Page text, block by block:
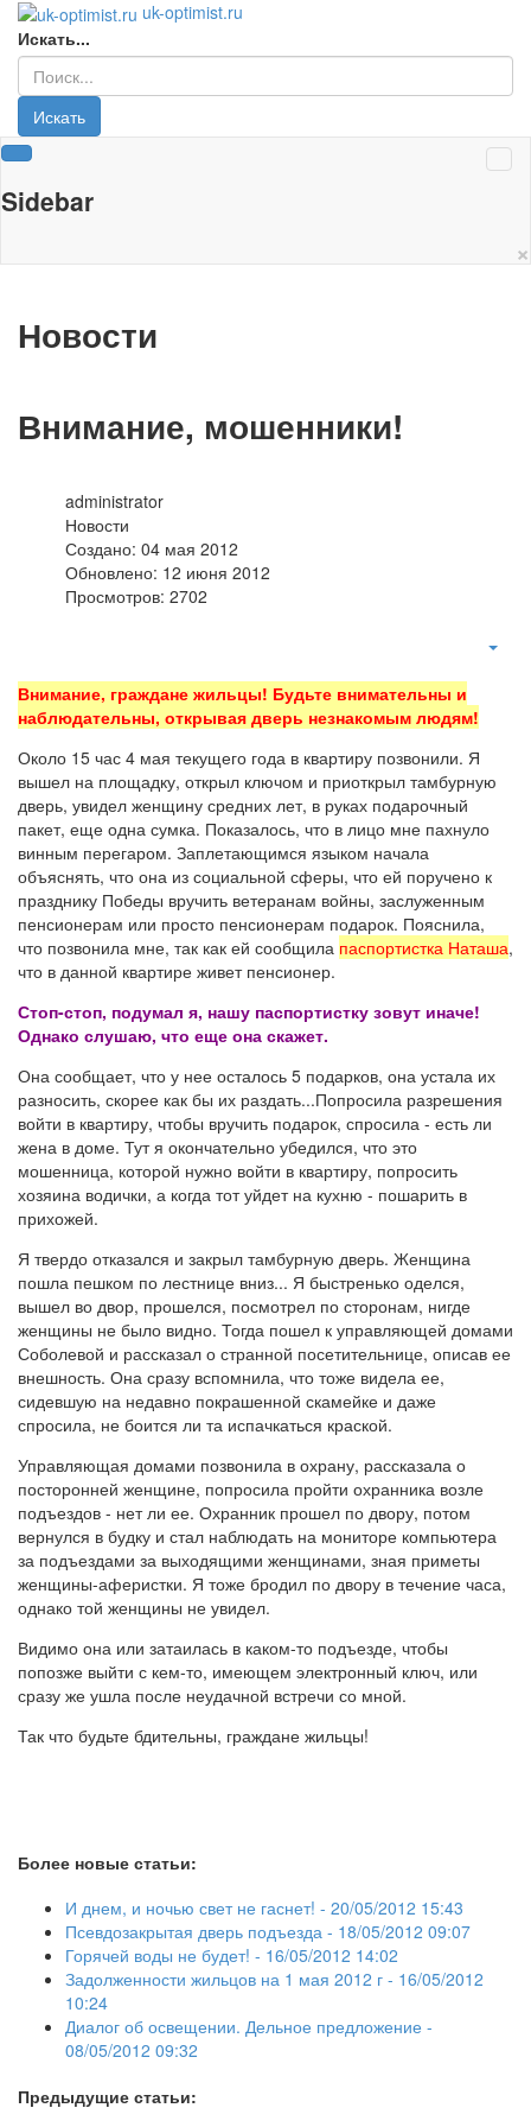
uk-optimist.ru
Искать...
Искать
Sidebar
×
Новости
Внимание, мошенники!
administrator
Новости
Создано: 04 мая 2012
Обновлено: 12 июня 2012
Просмотров: 2702
Внимание, граждане жильцы! Будьте внимательны и
наблюдательны, открывая дверь незнакомым людям!
Около 15 час 4 мая текущего года в квартиру позвонили. Я
вышел на площадку, открыл ключом и приоткрыл тамбурную
дверь, увидел женщину средних лет, в руках подарочный
пакет, еще одна сумка. Показалось, что в лицо мне пахнуло
винным перегаром. Заплетающимся языком начала
объяснять, что она из социальной сферы, что ей поручено к
празднику Победы вручить ветеранам войны, заслуженным
пенсионерам или просто пенсионерам подарок. Пояснила,
что позвонила мне, так как ей сообщила паспортистка Наташа,
что в данной квартире живет пенсионер.
Стоп-стоп, подумал я, нашу паспортистку зовут иначе!
Однако слушаю, что еще она скажет.
Она сообщает, что у нее осталось 5 подарков, она устала их
разносить, скорее как бы их раздать...Попросила разрешения
войти в квартиру, чтобы вручить подарок, спросила - есть ли
жена в доме. Тут я окончательно убедился, что это
мошенница, которой нужно войти в квартиру, попросить
хозяина водички, а когда тот уйдет на кухню - пошарить в
прихожей.
Я твердо отказался и закрыл тамбурную дверь. Женщина
пошла пешком по лестнице вниз... Я быстренько оделся,
вышел во двор, прошелся, посмотрел по сторонам, нигде
женщины не было видно. Тогда пошел к управляющей домами
Соболевой и рассказал о странной посетительнице, описав ее
внешность. Она сразу вспомнила, что тоже видела ее,
сидевшую на недавно покрашенной скамейке и даже
спросила, не боится ли та испачкаться краской.
Управляющая домами позвонила в охрану, рассказала о
посторонней женщине, попросила пройти охранника возле
подъездов - нет ли ее. Охранник прошел по двору, потом
вернулся в будку и стал наблюдать на мониторе компьютера
за подъездами за выходящими женщинами, зная приметы
женщины-аферистки. Я тоже бродил по двору в течение часа,
однако той женщины не увидел.
Видимо она или затаилась в каком-то подъезде, чтобы
попозже выйти с кем-то, имеющем электронный ключ, или
сразу же ушла после неудачной встречи со мной.
Так что будьте бдительны, граждане жильцы!
Более новые статьи:
И днем, и ночью свет не гаснет! - 20/05/2012 15:43
Псевдозакрытая дверь подъезда - 18/05/2012 09:07
Горячей воды не будет! - 16/05/2012 14:02
Задолженности жильцов на 1 мая 2012 г - 16/05/2012
10:24
Диалог об освещении. Дельное предложение -
08/05/2012 09:32
Предыдущие статьи: